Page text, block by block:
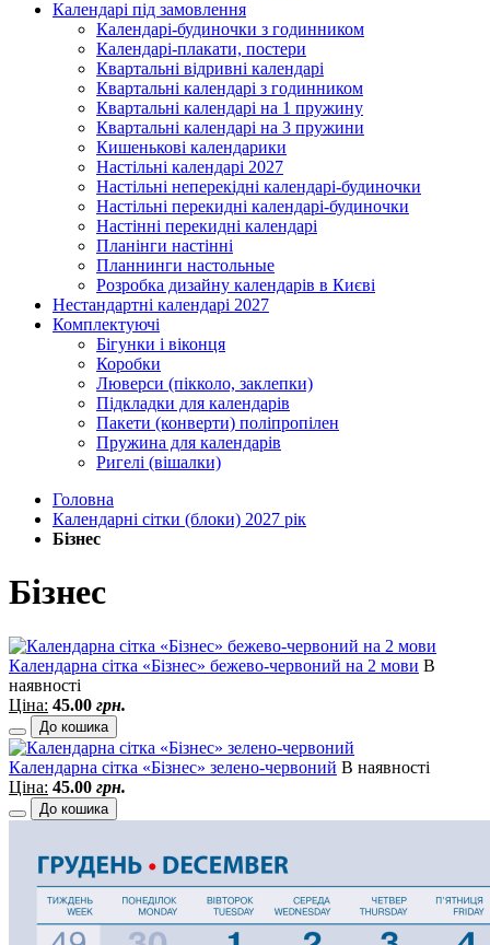
Календарі під замовлення
Календарі-будиночки з годинником
Календарі-плакати, постери
Квартальні відривні календарі
Квартальні календарі з годинником
Квартальні календарі на 1 пружину
Квартальні календарі на 3 пружини
Кишенькові календарики
Настільні календарі 2027
Настільні неперекідні календарі-будиночки
Настільні перекидні календарі-будиночки
Настінні перекидні календарі
Планінги настінні
Планнинги настольные
Розробка дизайну календарів в Києві
Нестандартні календарі 2027
Комплектуючі
Бігунки і віконця
Коробки
Люверси (пікколо, заклепки)
Підкладки для календарів
Пакети (конверти) поліпропілен
Пружина для календарів
Ригелі (вішалки)
Головна
Календарні сітки (блоки) 2027 рік
Бізнес
Бізнес
Календарна сітка «Бізнес» бежево-червоний на 2 мови В
наявності
Ціна: 45.00 грн.
До кошика
Календарна сітка «Бізнес» зелено-червоний В наявності
Ціна: 45.00 грн.
До кошика